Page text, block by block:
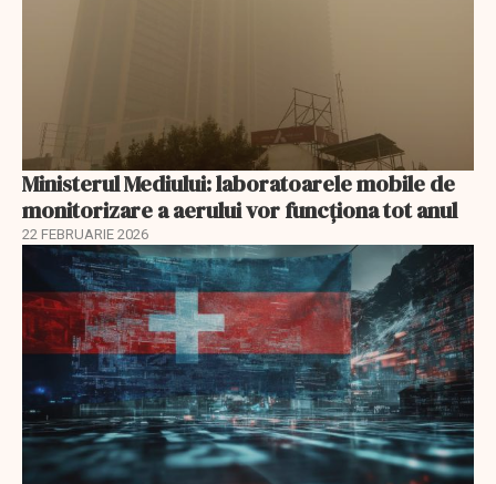
Ministerul Mediului: laboratoarele mobile de
monitorizare a aerului vor funcționa tot anul
22 FEBRUARIE 2026